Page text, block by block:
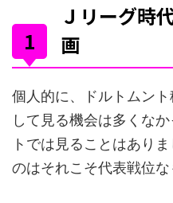
Ｊリーグ時
画
個人的に、ドルトムン
して見る機会は多くな
トでは見ることはあり
のはそれこそ代表戦位な